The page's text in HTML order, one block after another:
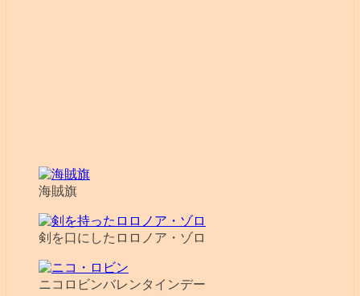
海賊旗
剣を口にしたロロノア・ゾロ
ニコロビンバレンタインデー